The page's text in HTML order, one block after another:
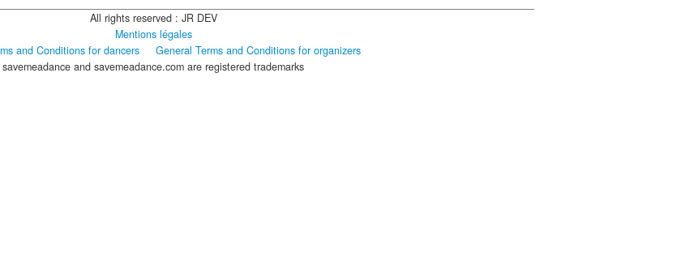
All rights reserved : JR DEV
Mentions légales
and Conditions for dancers
General Terms and Conditions for organizers
savemeadance and savemeadance.com are registered trademarks